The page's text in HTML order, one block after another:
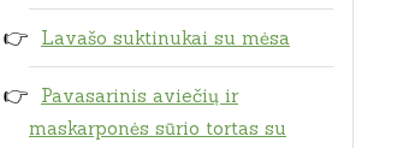
Lavašo suktinukai su mėsa
Pavasarinis aviečių ir
maskarponės sūrio tortas su